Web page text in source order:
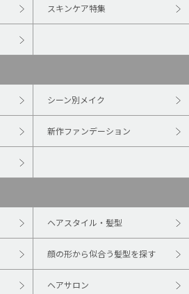
スキンケア特集
シーン別メイク
新作ファンデーション
ヘアスタイル・髪型
顔の形から似合う髪型を探す
ヘアサロン